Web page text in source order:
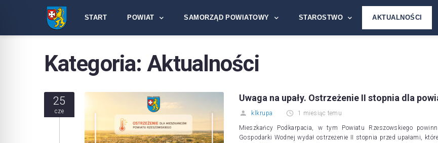
START POWIAT SAMORZĄD POWIATOWY STAROSTWO AKTUALNOŚCI
Kategoria:Aktualności
25
cze
Uwaga na upały. Ostrzeżenie II stopnia dla
klkrupa 1 miesiąc temu
Mieszkańcy Podkarpacia, w tym Powiatu Rzeszowskiego
Gospodarki Wodnej wydał ostrzeżenie II stopnia przed upałami,